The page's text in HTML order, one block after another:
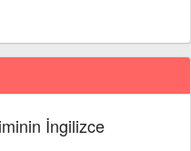
İngilizce